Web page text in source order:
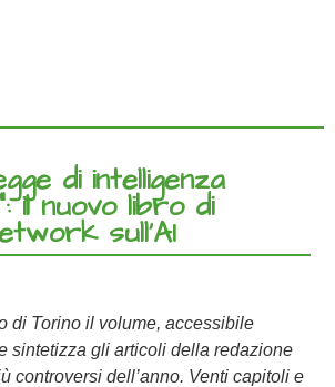
di intelligenza
il nuovo libro di
sull’AI
di Torino il volume, accessibile
sintetizza gli articoli della redazione
controversi dell’anno. Venti capitoli e